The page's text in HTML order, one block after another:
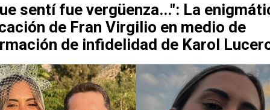
sentí fue vergüenza...": La
de Fran Virgilio en medio de
de infidelidad de Karol